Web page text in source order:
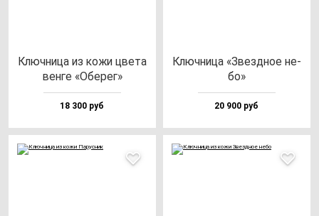
Ключ­ни­ца из ко­жи цве­та
вен­ге «Обе­рег»
18 300 руб
Ключ­ни­ца «Звез­дное не­
бо»
20 900 руб